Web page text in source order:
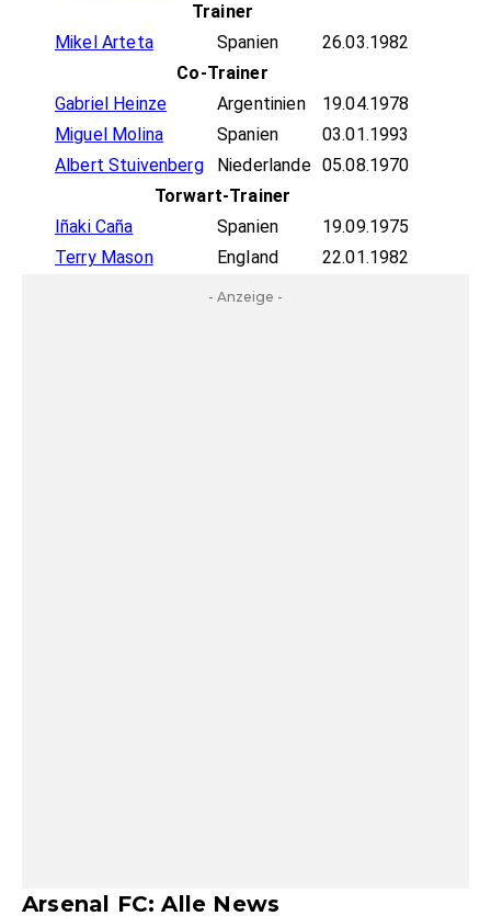
Trainer
Mikel Arteta
Spanien
26.03.1982
Co-Trainer
Gabriel Heinze
Argentinien
19.04.1978
Miguel Molina
Spanien
03.01.1993
Albert Stuivenberg
Niederlande 05.08.1970
Torwart-Trainer
Iñaki Caña
Spanien
19.09.1975
Terry Mason
England 22.01.1982
- Anzeige -
Arsenal FC: Alle News